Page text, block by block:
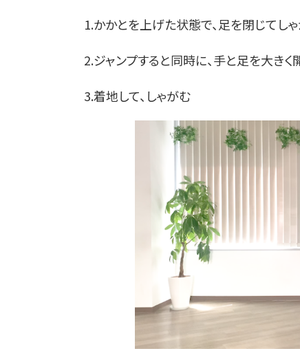
1.かかとを上げた状態で、足を閉じてし
2.ジャンプすると同時に、手と足を大きく
3.着地して、しゃがむ